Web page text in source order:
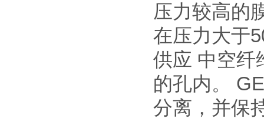
压力较高的
在压力大于
供应 中空纤
的孔内。
分离，并保